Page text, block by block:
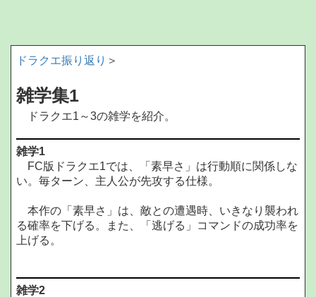
ドラクエ振り返り ＞
雑学集1
ドラクエ1～3の雑学を紹介。
雑学1
FC版ドラクエ1では、「素早さ」は行動順に関係しな
い。毎ターン、主人公が先攻する仕様。
本作の「素早さ」は、敵との遭遇時、いきなり襲われ
る確率を下げる。また、「逃げる」コマンドの成功率を
上げる。
雑学2